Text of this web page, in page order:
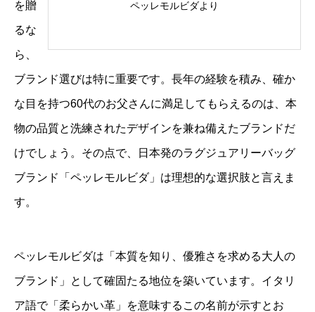
ペッレモルビダより
を贈
るな
ら、
ブランド選びは特に重要です。長年の経験を積み、確か
な目を持つ60代のお父さんに満足してもらえるのは、本
物の品質と洗練されたデザインを兼ね備えたブランドだ
けでしょう。その点で、日本発のラグジュアリーバッグ
ブランド「ペッレモルビダ」は理想的な選択肢と言えま
す。
ペッレモルビダは「本質を知り、優雅さを求める大人の
ブランド」として確固たる地位を築いています。イタリ
ア語で「柔らかい革」を意味するこの名前が示すとお